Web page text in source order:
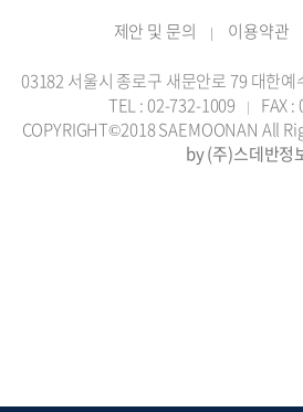
제안 및 문의 | 이용약관
03182 서울시 종로구 새문안로 79 대한
TEL : 02-732-1009 |
FAX
COPYRIGHT©2018 SAEMOONAN All
by (주)스데반정